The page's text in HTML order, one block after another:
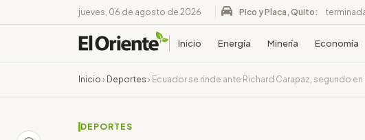
jueves, 06 de agosto de 2026 Pico y Placa, Quito:
Inicio Energía Minería Economía
Inicio › Deportes › Ecuador se rinde ante Richard Carapaz, segundo en
DEPORTES